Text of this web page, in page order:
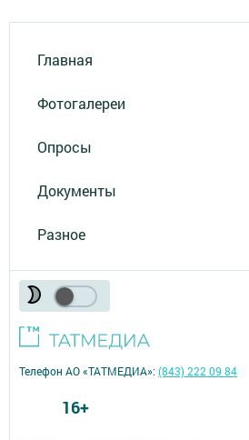
Главная
Фотогалереи
Опросы
Документы
Разное
Телефон АО «ТАТМЕДИА»:(843) 222 09 84
16+